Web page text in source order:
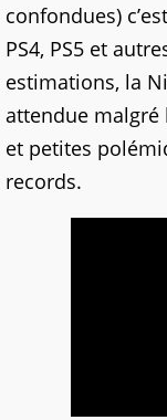
confondues)
PS4, PS5 et
estimations, la
attendue
et petites
records.